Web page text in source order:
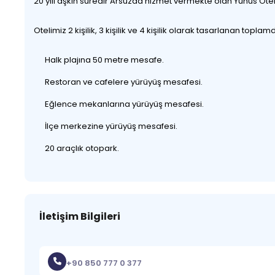
Otelimiz 2 kişilik, 3 kişilik ve 4 kişilik olarak tasarlanan
Halk plajına 50 metre mesafe.
Restoran ve cafelere yürüyüş mesafesi.
Eğlence mekanlarına yürüyüş mesafesi.
İlçe merkezine yürüyüş mesafesi.
20 araçlık otopark.
İletişim Bilgileri
+90 850 777 0 377